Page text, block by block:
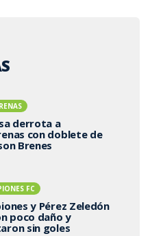
derrota a
con doblete de
Brenes
FC
y Pérez Zeledón
poco daño y
sin goles